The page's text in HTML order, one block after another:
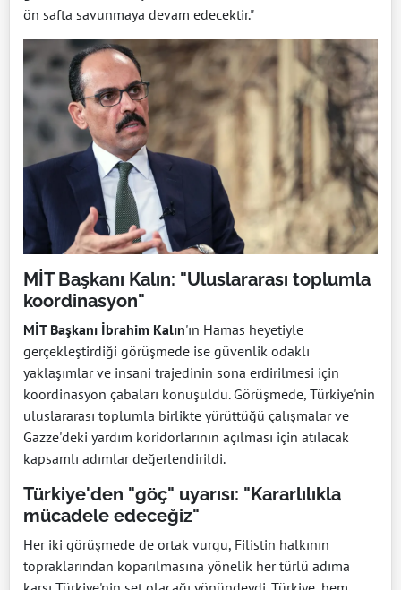
ön safta savunmaya devam edecektir."
MİT Başkanı Kalın: "Uluslararası toplumla
koordinasyon"
MİT Başkanı İbrahim Kalın'ın Hamas heyetiyle
gerçekleştirdiği görüşmede ise güvenlik odaklı
yaklaşımlar ve insani trajedinin sona erdirilmesi için
koordinasyon çabaları konuşuldu. Görüşmede, Türkiye'nin
uluslararası toplumla birlikte yürüttüğü çalışmalar ve
Gazze'deki yardım koridorlarının açılması için atılacak
kapsamlı adımlar değerlendirildi.
Türkiye'den "göç" uyarısı: "Kararlılıkla
mücadele edeceğiz"
Her iki görüşmede de ortak vurgu, Filistin halkının
topraklarından koparılmasına yönelik her türlü adıma